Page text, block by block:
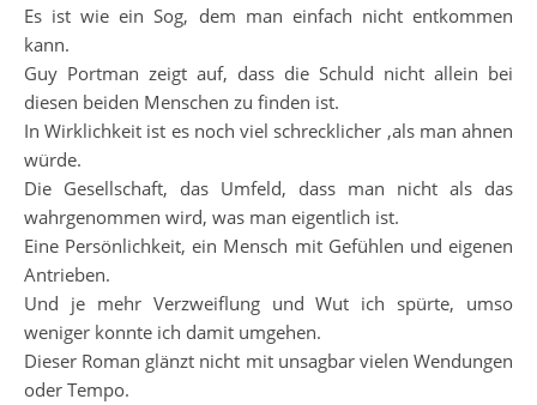
Es ist wie ein Sog, dem man einfach nicht entkommen
kann.
Guy Portman zeigt auf, dass die Schuld nicht allein bei
diesen beiden Menschen zu finden ist.
In Wirklichkeit ist es noch viel schrecklicher ,als man ahnen
würde.
Die Gesellschaft, das Umfeld, dass man nicht als das
wahrgenommen wird, was man eigentlich ist.
Eine Persönlichkeit, ein Mensch mit Gefühlen und eigenen
Antrieben.
Und je mehr Verzweiflung und Wut ich spürte, umso
weniger konnte ich damit umgehen.
Dieser Roman glänzt nicht mit unsagbar vielen Wendungen
oder Tempo.